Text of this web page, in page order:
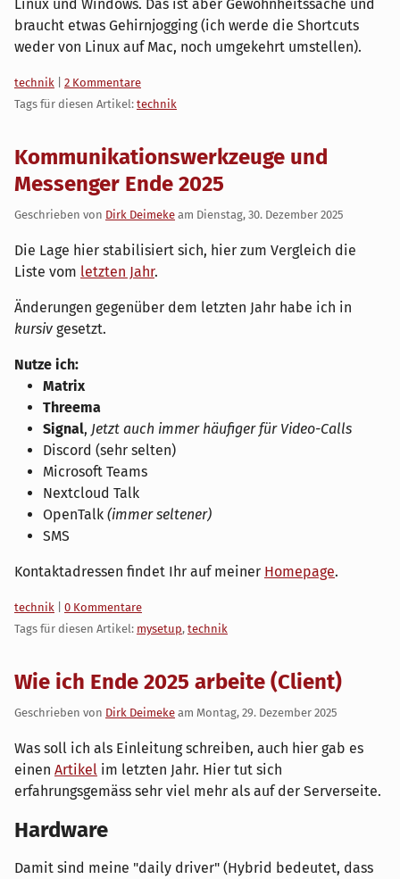
Linux und Windows. Das ist aber Gewohnheitssache und
braucht etwas Gehirnjogging (ich werde die Shortcuts
weder von Linux auf Mac, noch umgekehrt umstellen).
Kategorien:
technik
2 Kommentare
Tags für diesen Artikel: technik
Kommunikationswerkzeuge und
Messenger Ende 2025
Geschrieben von Dirk Deimeke am Dienstag, 30. Dezember 2025
Die Lage hier stabilisiert sich, hier zum Vergleich die
Liste vom letzten Jahr.
Änderungen gegenüber dem letzten Jahr habe ich in
kursiv gesetzt.
Nutze ich:
Matrix
Threema
Signal, Jetzt auch immer häufiger für Video-Calls
Discord (sehr selten)
Microsoft Teams
Nextcloud Talk
OpenTalk (immer seltener)
SMS
Kontaktadressen findet Ihr auf meiner Homepage.
Kategorien:
technik
0 Kommentare
Tags für diesen Artikel: mysetup, technik
Wie ich Ende 2025 arbeite (Client)
Geschrieben von Dirk Deimeke am Montag, 29. Dezember 2025
Was soll ich als Einleitung schreiben, auch hier gab es
einen Artikel im letzten Jahr. Hier tut sich
erfahrungsgemäss sehr viel mehr als auf der Serverseite.
Hardware
Damit sind meine "daily driver" (Hybrid bedeutet, dass